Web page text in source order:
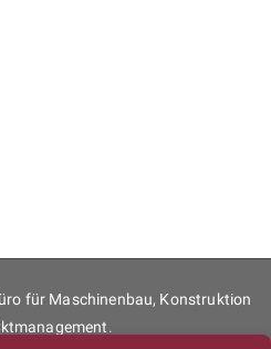
für Maschinenbau, Konstruktion
.